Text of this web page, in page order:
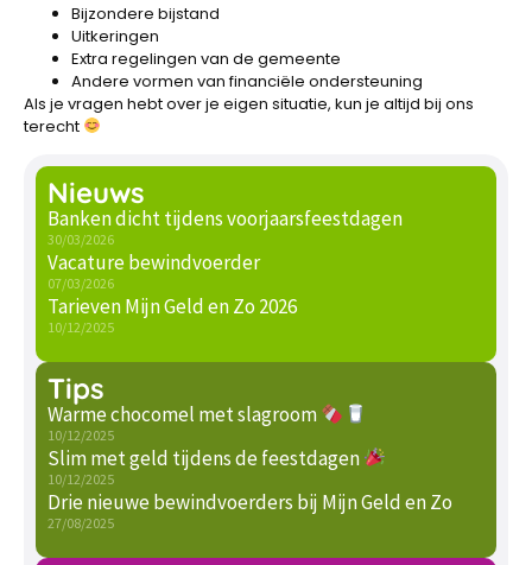
Bijzondere bijstand
Uitkeringen
Extra regelingen van de gemeente
Andere vormen van financiële ondersteuning
Als je vragen hebt over je eigen situatie, kun je altijd bij ons
terecht
Nieuws
Banken dicht tijdens voorjaarsfeestdagen
30/03/2026
Vacature bewindvoerder
07/03/2026
Tarieven Mijn Geld en Zo 2026
10/12/2025
Tips
Warme chocomel met slagroom
10/12/2025
Slim met geld tijdens de feestdagen
10/12/2025
Drie nieuwe bewindvoerders bij Mijn Geld en Zo
27/08/2025